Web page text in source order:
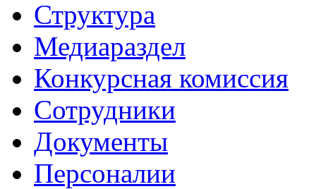
Структура
Медиараздел
Конкурсная комиссия
Сотрудники
Документы
Персоналии